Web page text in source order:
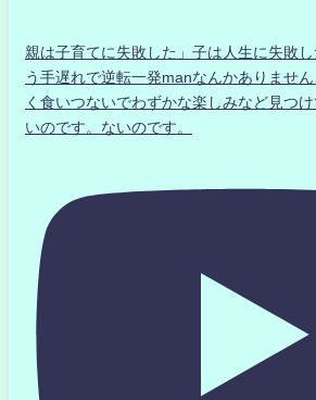
親は子育てに失敗した」子は人生に失敗
う手遅れで逆転一発manなんかありません
く食いつないでわずかな楽しみなど見つ
いのです。ないのです。